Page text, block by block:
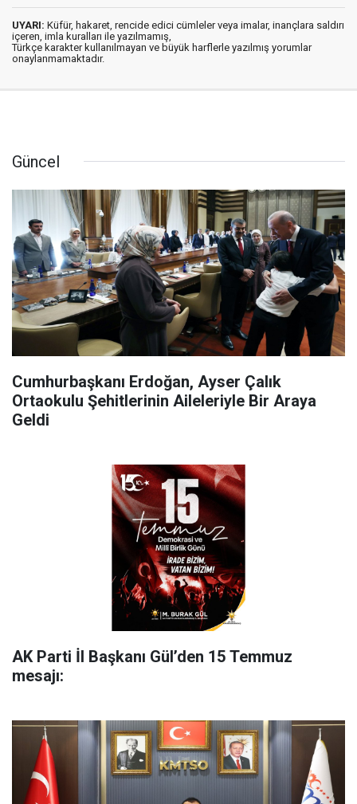
UYARI: Küfür, hakaret, rencide edici cümleler veya imalar, inançlara saldırı
içeren, imla kuralları ile yazılmamış,
Türkçe karakter kullanılmayan ve büyük harflerle yazılmış yorumlar
onaylanmamaktadır.
Güncel
Cumhurbaşkanı Erdoğan, Ayser Çalık
Ortaokulu Şehitlerinin Aileleriyle Bir Araya
Geldi
AK Parti İl Başkanı Gül’den 15 Temmuz
mesajı: